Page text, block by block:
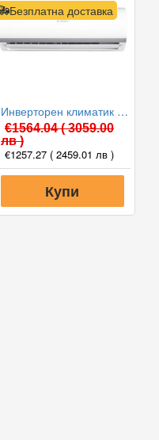
Безплатна доставка
Инверторен климатик Bosch CL2000U W 70 E/CL2000 70 E Climate 2000, 24000 BTU, Клас A++
€1564.04( 3059.00
лв )
€1257.27 ( 2459.01 лв )
Купи